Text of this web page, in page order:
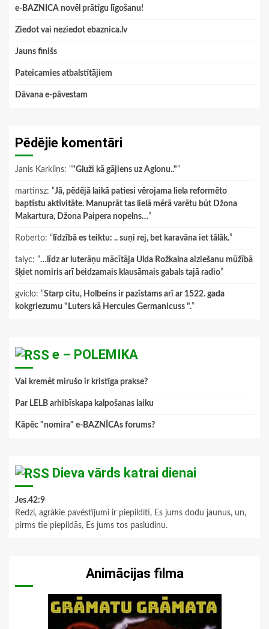
e-BAZNICA novēl prātīgu līgošanu!
Ziedot vai neziedot ebaznica.lv
Jauns finišs
Pateicamies atbalstītājiem
Dāvana e-pāvestam
Pēdējie komentāri
Janis Karklins: “"Gluži kā gājiens uz Aglonu.."”
martinsz: “Jā, pēdējā laikā patiesi vērojama liela reformēto
baptistu aktivitāte. Manuprāt tas lielā mērā varētu būt Džona
Makartura, Džona Paipera nopelns…”
Roberto: “ līdzībā es teiktu: .. suņi rej, bet karavāna iet tālāk.”
talyc: “…līdz ar luterāņu mācītāja Ulda Rožkalna aiziešanu mūžībā
šķiet nomiris arī beidzamais klausāmais gabals tajā radio”
gviclo: “Starp citu, Holbeins ir pazīstams arī ar 1522. gada
kokgriezumu "Luters kā Hercules Germanicuss ".”
e – POLEMIKA
Vai kremēt mirušo ir kristīga prakse?
Par LELB arhibīskapa kalpošanas laiku
Kāpēc "nomira" e-BAZNĪCAs forums?
Dieva vārds katrai dienai
Jes.42:9
Redzi, agrākie pavēstījumi ir piepildīti, Es jums dodu jaunus, un,
pirms tie piepildās, Es jums tos pasludinu.
Animācijas filma